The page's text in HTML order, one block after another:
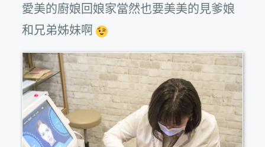
愛美的廚娘回娘家當然也要美美的見爹娘
和兄弟姊妹啊